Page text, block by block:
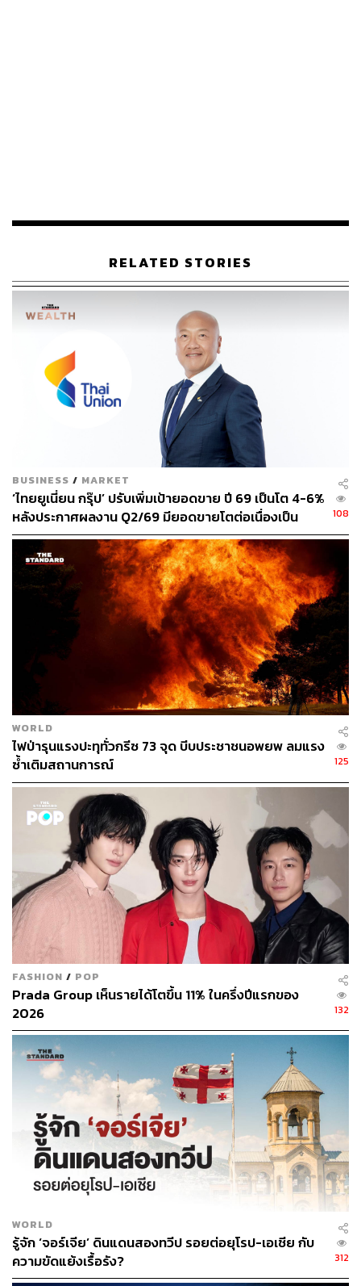
คณะกรรมาธิการซึ่งประกอบด้วยผู้เชี่ยวชาญ 11 คน รวมถึง
ของหลายประเทศ ระบุว่า “การเปลี่ยนแปลงสภาพภูมิอากาศ
ไม่ใช่เรื่องไกลตัวหรือข่าวปลอม แต่เป็นภัยคุกคามที่เกิดขึ้น
สิ่งแวดล้อม ตลอดจนความมั่นคงทั้งในระดับบุคคล ชุมชน
คาทรีน ยาคอปสโตทีร์ อดีตนายกรัฐมนตรีไอซ์แลนด์ ใน
ฐานะประธานคณะกรรมาธิการ ให้สัมภาษณ์กับ Guardian
ว่า “วิกฤตสภาพภูมิอากาศอาจไม่ใช่โรคระบาดใหญ่ แต่มัน
คือภาวะฉุกเฉินด้านสาธารณสุขที่คุกคามสุขภาพและการอยู่
รอดของมนุษยชาติ หากเราไม่ดำเนินการให้รวดเร็วและ
ครอบคลุมกว่านี้ ผู้คนอีกหลายล้านอาจต้องเสียชีวิตหรือ
เผชิญกับอาการเจ็บป่วยที่เปลี่ยนชีวิตพวกเขาไปตลอดกาล”
ทางด้าน เซอร์ แอนดรูว์ เฮนส์ ศาสตราจารย์ด้านการ
เปลี่ยนแปลงสิ่งแวดล้อมและสาธารณสุข ที่ London School
of Hygiene & Tropical Medicine และหัวหน้าที่ปรึกษาทาง
วิทยาศาสตร์ของคณะกรรมาธิการชุดนี้ เสริมว่า แม้ WHO
ตระหนักดีอยู่แล้วว่า การเปลี่ยนแปลงสภาพภูมิอากาศเป็นภัย
คุกคามหลักต่อสุขภาพของผู้คนทั่วโลก แต่สิ่งที่ทางกลุ่มเรียก
ร้องคือการก้าวไปอีกขั้นหนึ่ง
หยุดอุดหนุนเชื้อเพลิงฟอสซิล
นอกจากนี้ รายงานยังเรียกร้องให้รัฐบาลต่าง ๆ ยุติการ
อุดหนุนเชื้อเพลิงฟอสซิล ซึ่งเป็นต้นเหตุโดยตรงของการเสีย
ชีวิตก่อนวัยอันควรถึง 600,000 รายต่อปีเฉพาะในยุโรป โดย
พบว่าใน 12 ประเทศยุโรป งบประมาณที่ใช้อุดหนุนฟอสซิล
ในปี 2023 นั้นสูงกว่า 10% ของงบประมาณสาธารณสุขระดับ
ชาติ และใน 4 ประเทศ งบอุดหนุนส่วนนี้สูงกว่างบประมาณ
สาธารณสุขทั้งประเทศเสียด้วยซ้ำ
รายงานยังผลักดันให้มีมาตรการจัดการกับข้อมูลบิดเบือน
(Disinformation) การนำผลการประเมินผลกระทบด้าน
สุขภาพจากสภาพภูมิอากาศในระดับชาติไปใช้อย่างเต็ม
ประสิทธิภาพมากขึ้น และการยอมรับว่าการเปลี่ยนแปลง
สภาพภูมิอากาศส่งผลกระทบต่อสุขภาพจิตด้วยเช่นกัน
“วิธีที่จะท้าทายความเชื่อแบบผิดๆ และการบิดเบือนข้อมูล
เรื่องสภาพภูมิอากาศนั้นง่ายมาก นั่นคือการทำให้มันเป็น
‘เรื่องส่วนตัว’ เพราะการเปลี่ยนแปลงสภาพภูมิอากาศไม่ใช่
สิ่งที่เกิดขึ้นที่อื่น เกิดกับคนอื่น หรือจะเกิดขึ้นในอนาคต แต่
มันกำลังทำให้อายุขัยของคนในเมืองต่างๆ ของยุโรปสั้นลง
ในขณะนี้ มันกำลังทำให้โรงพยาบาลเนืองแน่นไปด้วยผู้ป่วย
และเป็นตัวการขับเคลื่อนความวิตกกังวล ความเครียด รวม
ถึงปัญหาสุขภาพจิตอื่นๆ”
“เมื่อข้อโต้แย้งด้านสุขภาพและข้อโต้แย้งด้านสภาพภูมิ
อากาศกลายเป็นเรื่องเดียวกัน เมื่อนั้นมันจะกลายเป็นเรื่อง
ยากมากที่ใครจะคัดค้านได้” ยาคอปสโตทีร์กล่าว
RELATED STORIES
BUSINESS / MARKET
‘ไทยยูเนี่ยน กรุ๊ป’ ปรับเพิ่มเป้ายอดขาย ปี 69 เป็นโต 4-6%
หลังประกาศผลงาน Q2/69 มียอดขายโตต่อเนื่องเป็น
ไตรมาสที่ 4 แต่ลดงบลงทุนปีนี้ลงมาที่ 5,000-5,500
ล้านบาท
108
WORLD
ไฟป่ารุนแรงปะทุทั่วกรีซ 73 จุด บีบประชาชนอพยพ ลมแรง
ซ้ำเติมสถานการณ์
125
FASHION / POP
Prada Group เห็นรายได้โตขึ้น 11% ในครึ่งปีแรกของ
2026
132
WORLD
รู้จัก ‘จอร์เจีย’ ดินแดนสองทวีป รอยต่อยุโรป-เอเชีย กับ
ความขัดแย้งเรื้อรัง?
312